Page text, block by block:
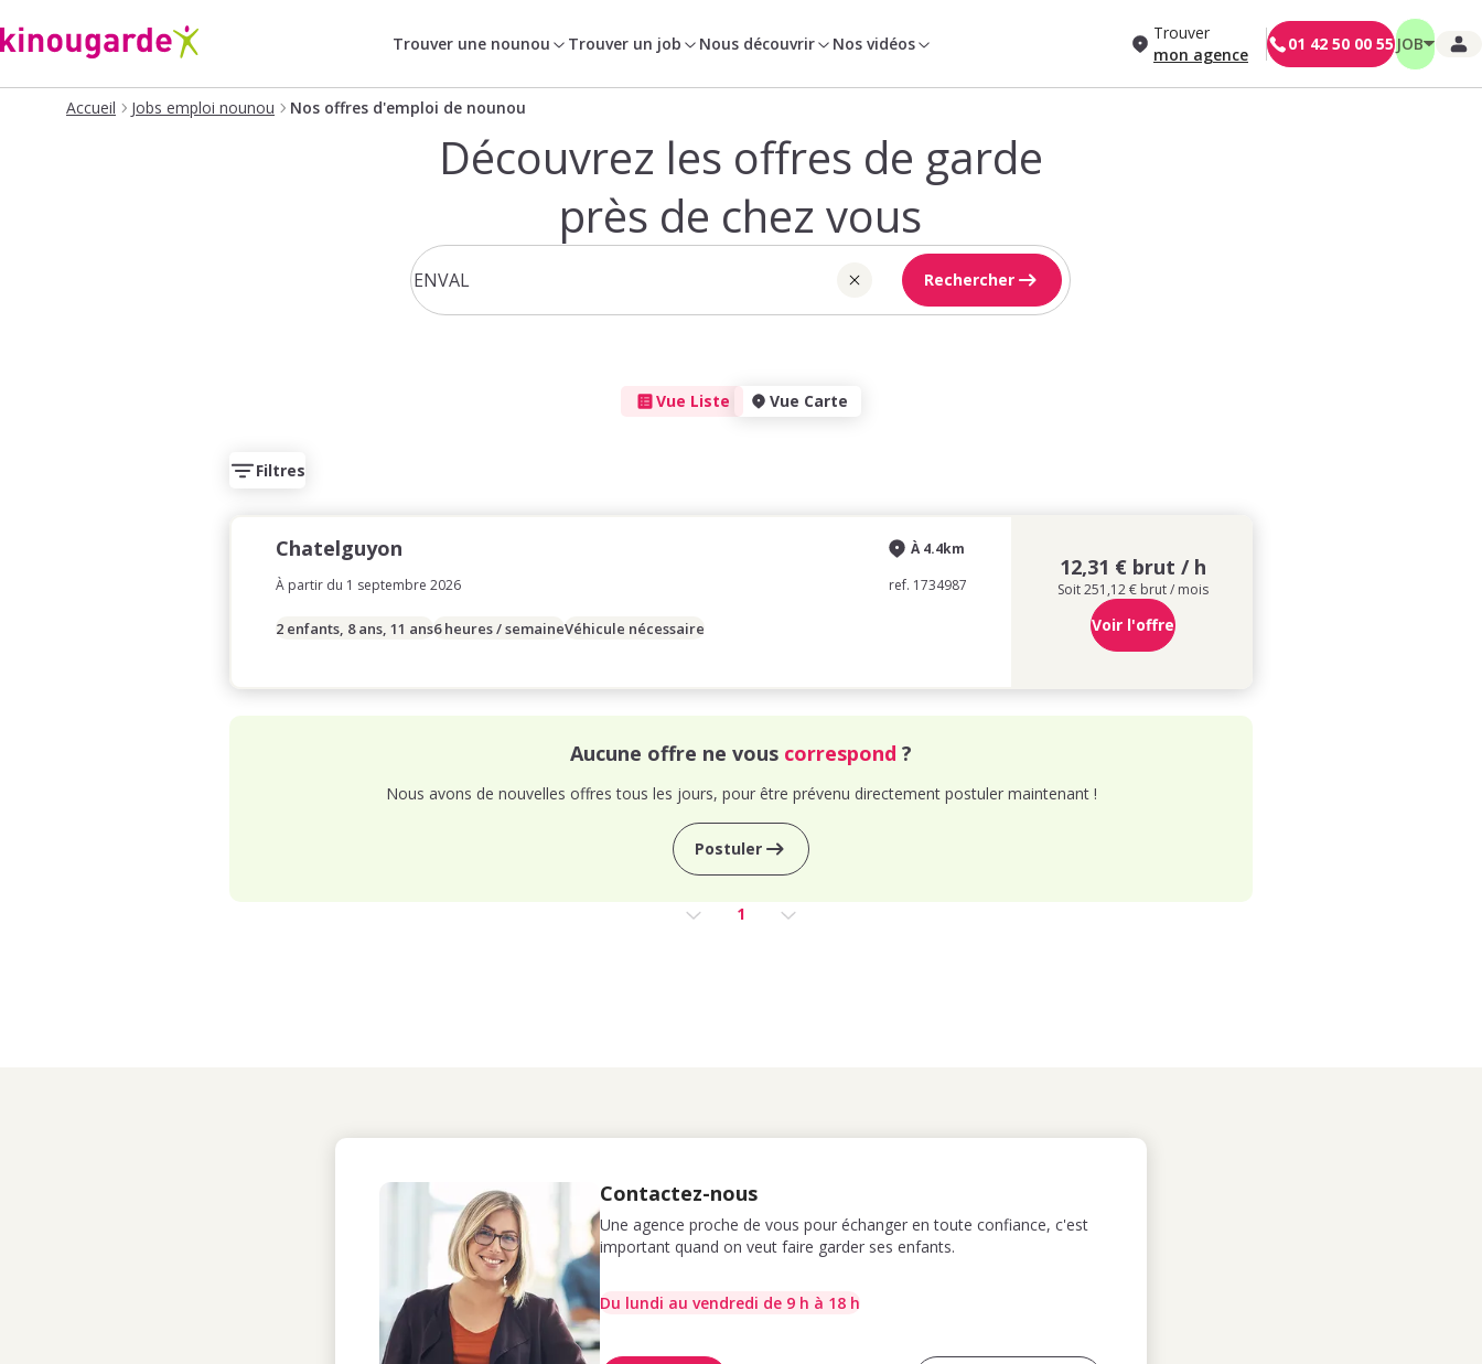
Trouver une nounou Trouver un job Nous découvrir Nos vidéos
Trouver
mon agence
01 42 50 00 55 JOB
Accueil Jobs emploi nounou Nos offres d'emploi de nounou
Découvrez les offres de garde
près de chez vous
Rechercher
Vue Liste Vue Carte
Filtres
Chatelguyon
À partir du 1 septembre 2026
À 4.4km
ref. 1734987
2 enfants, 8 ans, 11 ans6 heures / semaineVéhicule nécessaire
12,31 € brut / h
Soit 251,12 € brut / mois
Voir l'offre
Aucune offre ne vous correspond ?
Nous avons de nouvelles offres tous les jours, pour être prévenu directement postuler maintenant !
Postuler
1
Contactez-nous
Une agence proche de vous pour échanger en toute confiance, c'est
important quand on veut faire garder ses enfants.
Du lundi au vendredi de 9 h à 18 h